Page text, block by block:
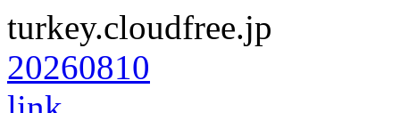
turkey.cloudfree.jp
20260810